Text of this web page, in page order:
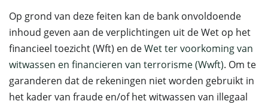
Op grond van deze feiten kan de bank onvoldoende
inhoud geven aan de verplichtingen uit de Wet op het
financieel toezicht (Wft) en deWet ter voorkoming van
witwassen en financieren van terrorisme (Wwft). Om te
garanderen dat de rekeningen niet worden gebruikt in
het kader van fraude en/of het witwassen van illegaal